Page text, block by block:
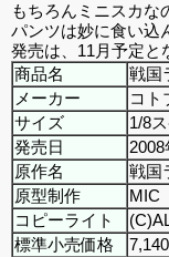
もちろんミニスカな
パンツは妙に食い込
発売は、11月予定と
商品名
戦国
メーカー
コト
サイズ
1/8
発売日
2008
原作名
戦国
原型制作
MIC
コピーライト
標準小売価格